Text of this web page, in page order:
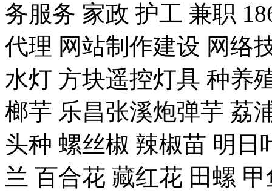
务服务 家政 护工 兼职
代理 网站制作建设 网络
水灯 方块遥控灯具 种养
榔芋 乐昌张溪炮弹芋 荔
头种 螺丝椒 辣椒苗 明日
兰 百合花 藏红花 田螺